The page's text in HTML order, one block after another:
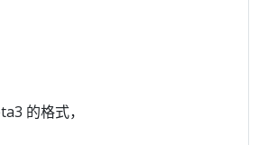
的格式，